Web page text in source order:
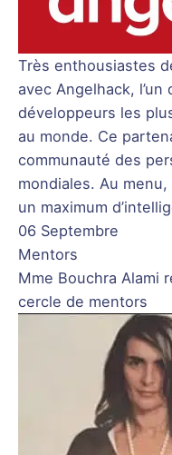
Très enthousiastes
avec Angelhack,
développeurs les
au monde. Ce
communauté des
mondiales. Au
un maximum
06 Septembre
Mentors
Mme Bouchra Alami
cercle de mentors